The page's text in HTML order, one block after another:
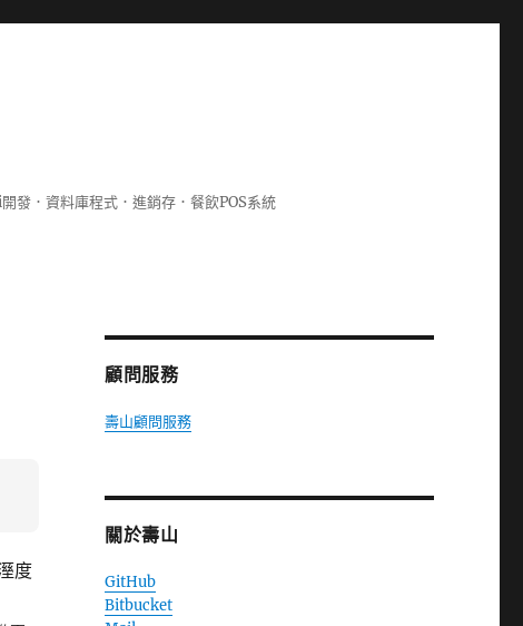
．資料庫程式．進銷存．餐飲POS系統
度
顧問服務
壽山顧問服務
關於壽山
GitHub
Bitbucket